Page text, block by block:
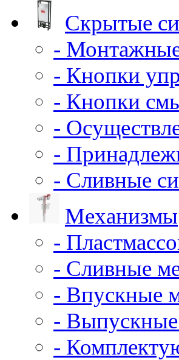
Скрытые
-
- Кнопки
- Кнопки
-
-
- Сливные
Механизмы
-
- Сливные
- Впускные
-
-